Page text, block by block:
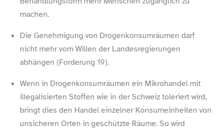
machen.
Die Genehmigung von Drogenkonsumräumen darf
nicht mehr vom Willen der Landesregierungen
abhängen (Forderung 19).
Wenn in Drogenkonsumräumen ein Mikrohandel mit
illegalisierten Stoffen wie in der Schweiz toleriert wird,
bringt dies den Handel einzelner Konsumeinheiten von
unsicheren Orten in geschützte Räume. So wird